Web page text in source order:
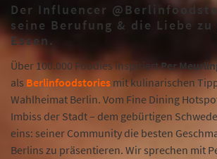
Der Influencer
seine Berufung & die Liebe zu
Essen.
Über 100.000 Foodies inspiriertPer
als Berlinfoodstories mit kulinarischen
Wahlheimat Berlin. Vom Fine Dining
Imbiss der Stadt – dem gebürtigen
eins: seiner Community die besten
Berlins zu präsentieren. Wir sprechen mit